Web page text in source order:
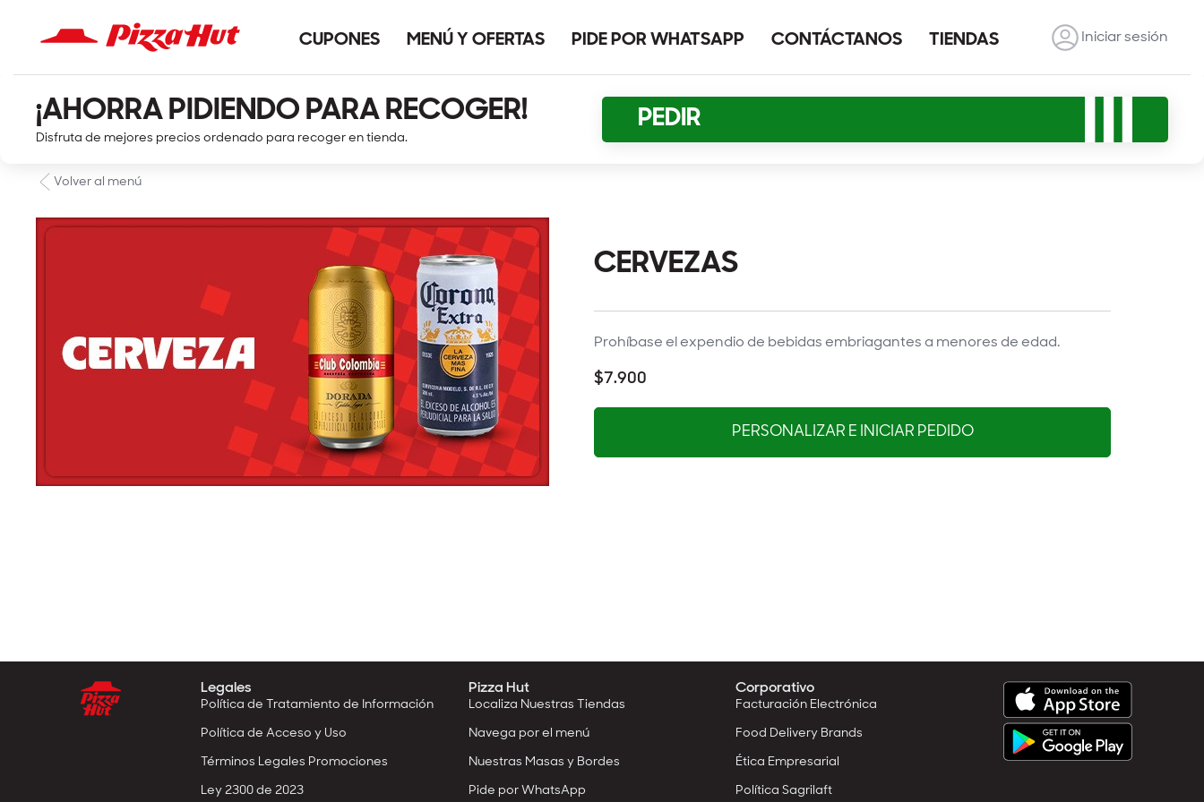
CUPONES MENÚ Y OFERTAS PIDE POR WHATSAPP CONTÁCTANOS TIENDAS Iniciar sesión
¡AHORRA PIDIENDO PARA RECOGER!
Disfruta de mejores precios ordenado para recoger en tienda.
PEDIR
Volver al menú
CERVEZAS
Prohíbase el expendio de bebidas embriagantes a menores de edad.
$7.900
PERSONALIZAR E INICIAR PEDIDO
Legales
Política de Tratamiento de Información
Política de Acceso y Uso
Términos Legales Promociones
Ley 2300 de 2023
Pizza Hut
Localiza Nuestras Tiendas
Navega por el menú
Nuestras Masas y Bordes
Pide por WhatsApp
Corporativo
Facturación Electrónica
Food Delivery Brands
Ética Empresarial
Política Sagrilaft